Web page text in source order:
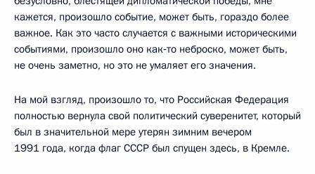
кажется, произошло событие, может быть, гораздо более
важное. Как это часто случается с важными историческими
событиями, произошло оно как‑то неброско, может быть,
не очень заметно, но это не умаляет его значения.
На мой взгляд, произошло то, что Российская Федерация
полностью вернула свой политический суверенитет, который
был в значительной мере утерян зимним вечером
1991 года, когда флаг СССР был спущен здесь, в Кремле.